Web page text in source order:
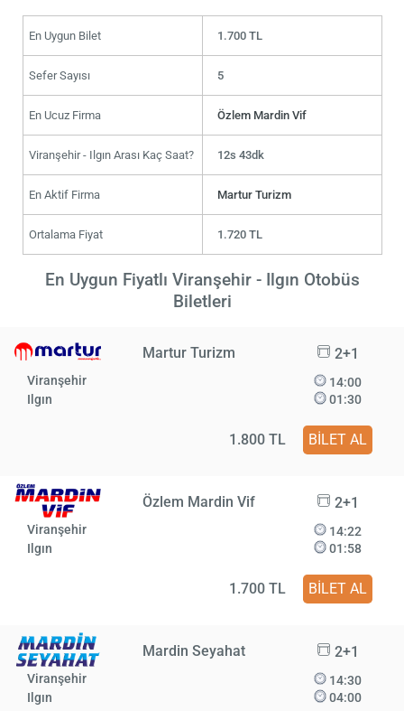
En Uygun Bilet 1.700 TL
Sefer Sayısı 5
En Ucuz Firma Özlem Mardin Vif
Viranşehir - Ilgın Arası Kaç Saat? 12s 43dk
En Aktif Firma Martur Turizm
Ortalama Fiyat 1.720 TL
En Uygun Fiyatlı Viranşehir - Ilgın Otobüs
Biletleri
Martur Turizm 2+1
Viranşehir
Ilgın
14:00
01:30
1.800 TL BİLET AL
Özlem Mardin Vif 2+1
Viranşehir
Ilgın
14:22
01:58
1.700 TL BİLET AL
Mardin Seyahat 2+1
Viranşehir
Ilgın
14:30
04:00